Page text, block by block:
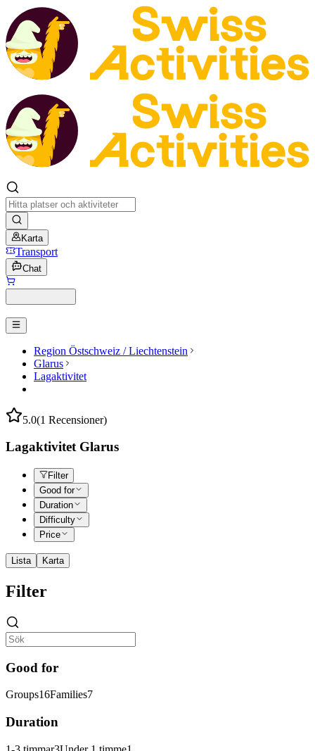
Karta
Transport
Chat
Region Östschweiz / Liechtenstein
Glarus
Lagaktivitet
5.0(1 Recensioner)
Lagaktivitet Glarus
Filter
Good for
Duration
Difficulty
Price
Lista Karta
Filter
Good for
Groups16Families7
Duration